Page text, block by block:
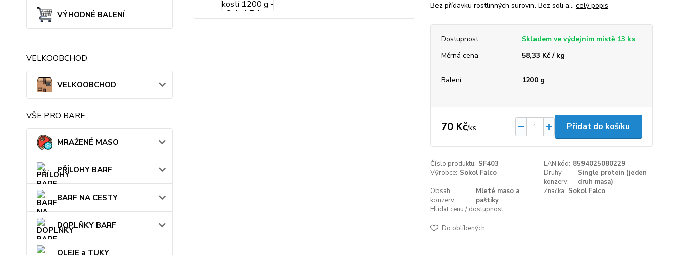
VÝHODNÉ BALENÍ
VELKOOBCHOD
VELKOOBCHOD
VŠE PRO BARF
MRAŽENÉ MASO
PŘÍLOHY BARF
BARF NA CESTY
DOPLŇKY BARF
OLEJE a TUKY
Bez přídavku rostlinných surovin. Bez soli a... celý popis
Dostupnost
Skladem ve výdejním místě 13 ks
Měrná cena
58,33 Kč / kg
Balení 1200 g
70 Kč/ks Přidat do košíku
Číslo produktu: SF403 EAN kód: 8594025080229
Výrobce: Sokol Falco
Druhy
konzerv:
Single protein (jeden
druh masa)
Obsah
konzerv:
Mleté maso a
paštiky
Značka: Sokol Falco
Hlídat cenu / dostupnost
Do oblíbených